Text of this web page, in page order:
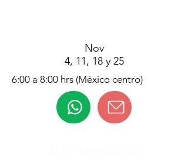
Nov
4, 11, 18 y 25
6:00 a 8:00 hrs (México centro)